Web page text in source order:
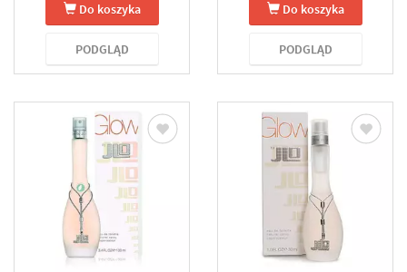
Do koszyka
PODGLĄD
Do koszyka
PODGLĄD